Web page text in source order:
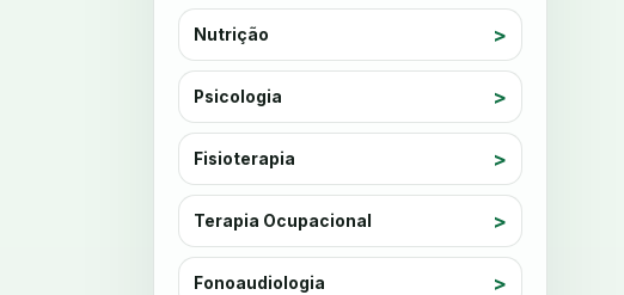
antibioticos anticoagulados
anticoagulantes
apdt apertamento diurno
apinhamento dentario apneia
apneia do sono
apps clinicos
apresentacao de plano
Nutrição
Psicologia
Fisioterapia
Terapia Ocupacional
Fonoaudiologia